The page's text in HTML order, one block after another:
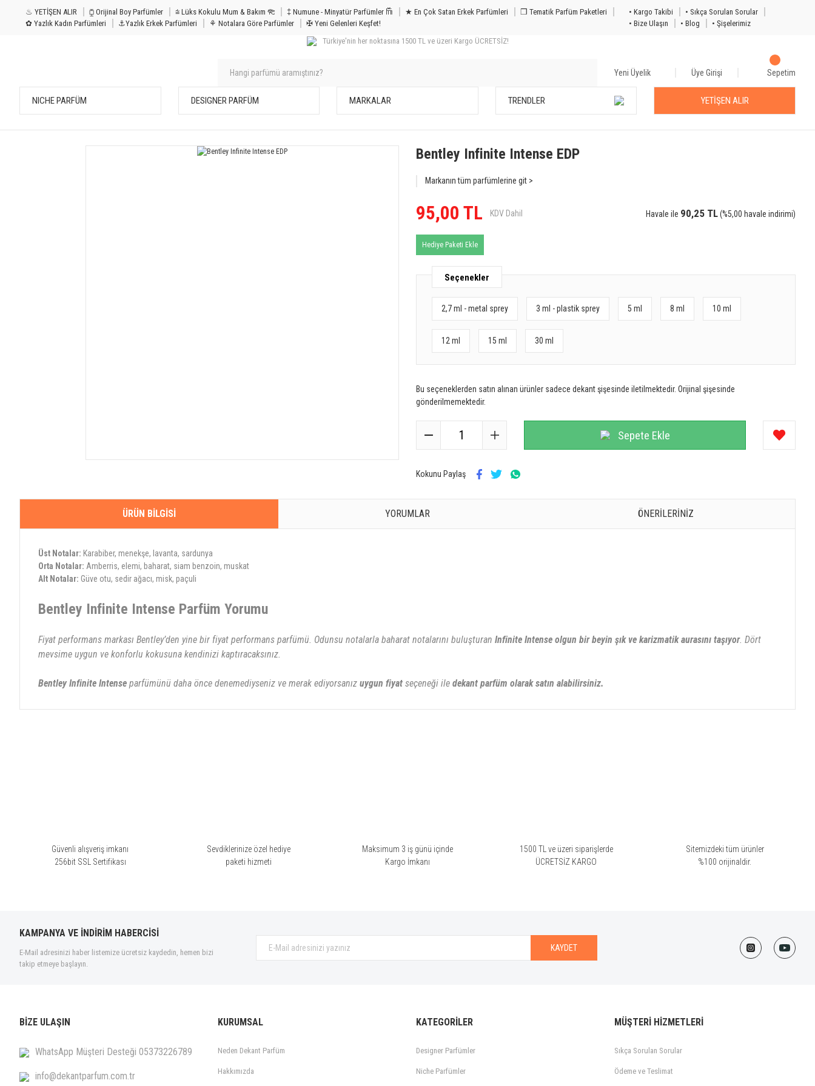
♨ YETİŞEN ALIR ⧮ Orijinal Boy Parfümler ⩭ Lüks Kokulu Mum & Bakım 𐦝 ‡ Numune - Minyatür Parfümler 𐙏 ★ En Çok Satan Erkek Parfümleri
❒ Tematik Parfüm Paketleri
✿ Yazlık Kadın Parfümleri
⚓Yazlık Erkek Parfümleri ⚘ Notalara Göre Parfümler ✠ Yeni Gelenleri Keşfet!
• Kargo Takibi
• Sıkça Sorulan Sorular
• Bize Ulaşın
• Blog
• Şişelerimiz
Türkiye'nin her noktasına 1500 TL ve üzeri Kargo ÜCRETSİZ!
Yeni Üyelik Üye Girişi Sepetim
NICHE PARFÜM DESIGNER PARFÜM MARKALAR TRENDLER YETİŞEN ALIR
Bentley Infinite Intense EDP
Markanın tüm parfümlerine git >
95,00 TL KDV Dahil Havale ile 90,25 TL(%5,00 havale indirimi)
Hediye Paketi Ekle
Seçenekler
2,7 ml - metal sprey 3 ml - plastik sprey 5 ml 8 ml 10 ml
12 ml 15 ml 30 ml
Bu seçeneklerden satın alınan ürünler sadece dekant şişesinde iletilmektedir. Orijinal şişesinde
gönderilmemektedir.
Sepete Ekle
Kokunu Paylaş
ÜRÜN BILGISI YORUMLAR ÖNERILERINIZ
Üst Notalar: Karabiber, menekşe, lavanta, sardunya
Orta Notalar: Amberris, elemi, baharat, siam benzoin, muskat
Alt Notalar: Güve otu, sedir ağacı, misk, paçuli
Bentley Infinite Intense Parfüm Yorumu
Fiyat performans markası Bentley’den yine bir fiyat performans parfümü. Odunsu notalarla baharat notalarını buluşturan Infinite Intense olgun bir beyin şık ve karizmatik aurasını taşıyor. Dört
mevsime uygun ve konforlu kokusuna kendinizi kaptıracaksınız.
Bentley Infinite Intense parfümünü daha önce denemediyseniz ve merak ediyorsanız uygun fiyat seçeneği ile dekant parfüm olarak satın alabilirsiniz.
Güvenli alışveriş imkanı
256bit SSL Sertifikası
Sevdiklerinize özel hediye
paketi hizmeti
Maksimum 3 iş günü içinde
Kargo İmkanı
1500 TL ve üzeri siparişlerde
ÜCRETSİZ KARGO
Sitemizdeki tüm ürünler
%100 orijinaldir.
KAMPANYA VE İNDİRİM HABERCİSİ
E-Mail adresinizi haber listemize ücretsiz kaydedin, hemen bizi
takip etmeye başlayın.
KAYDET
BİZE ULAŞIN
WhatsApp Müşteri Desteği 05373226789
info@dekantparfum.com.tr
KURUMSAL
Neden Dekant Parfüm
Hakkımızda
KATEGORİLER
Designer Parfümler
Niche Parfümler
MÜŞTERİ HİZMETLERİ
Sıkça Sorulan Sorular
Ödeme ve Teslimat